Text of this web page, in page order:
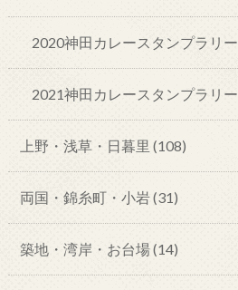
2020神田カレースタンプラリー
2021神田カレースタンプラリー
上野・浅草・日暮里 (108)
両国・錦糸町・小岩(31)
築地・湾岸・お台場(14)